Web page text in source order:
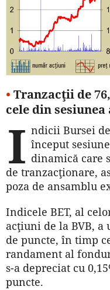
• Tranzacţii de
cele din
I ndicii Bursei
început
dinamică care
de tranzacţionare,
poza de ansamblu
Indicele BET, al
acţiuni de la BVB, a
de puncte, în timp
randament al
s-a depreciat cu
puncte.